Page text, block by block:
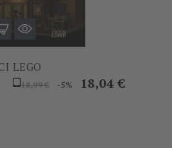
LEGO
Prezzo
18,99 € -5% Prezzo
18,04 €